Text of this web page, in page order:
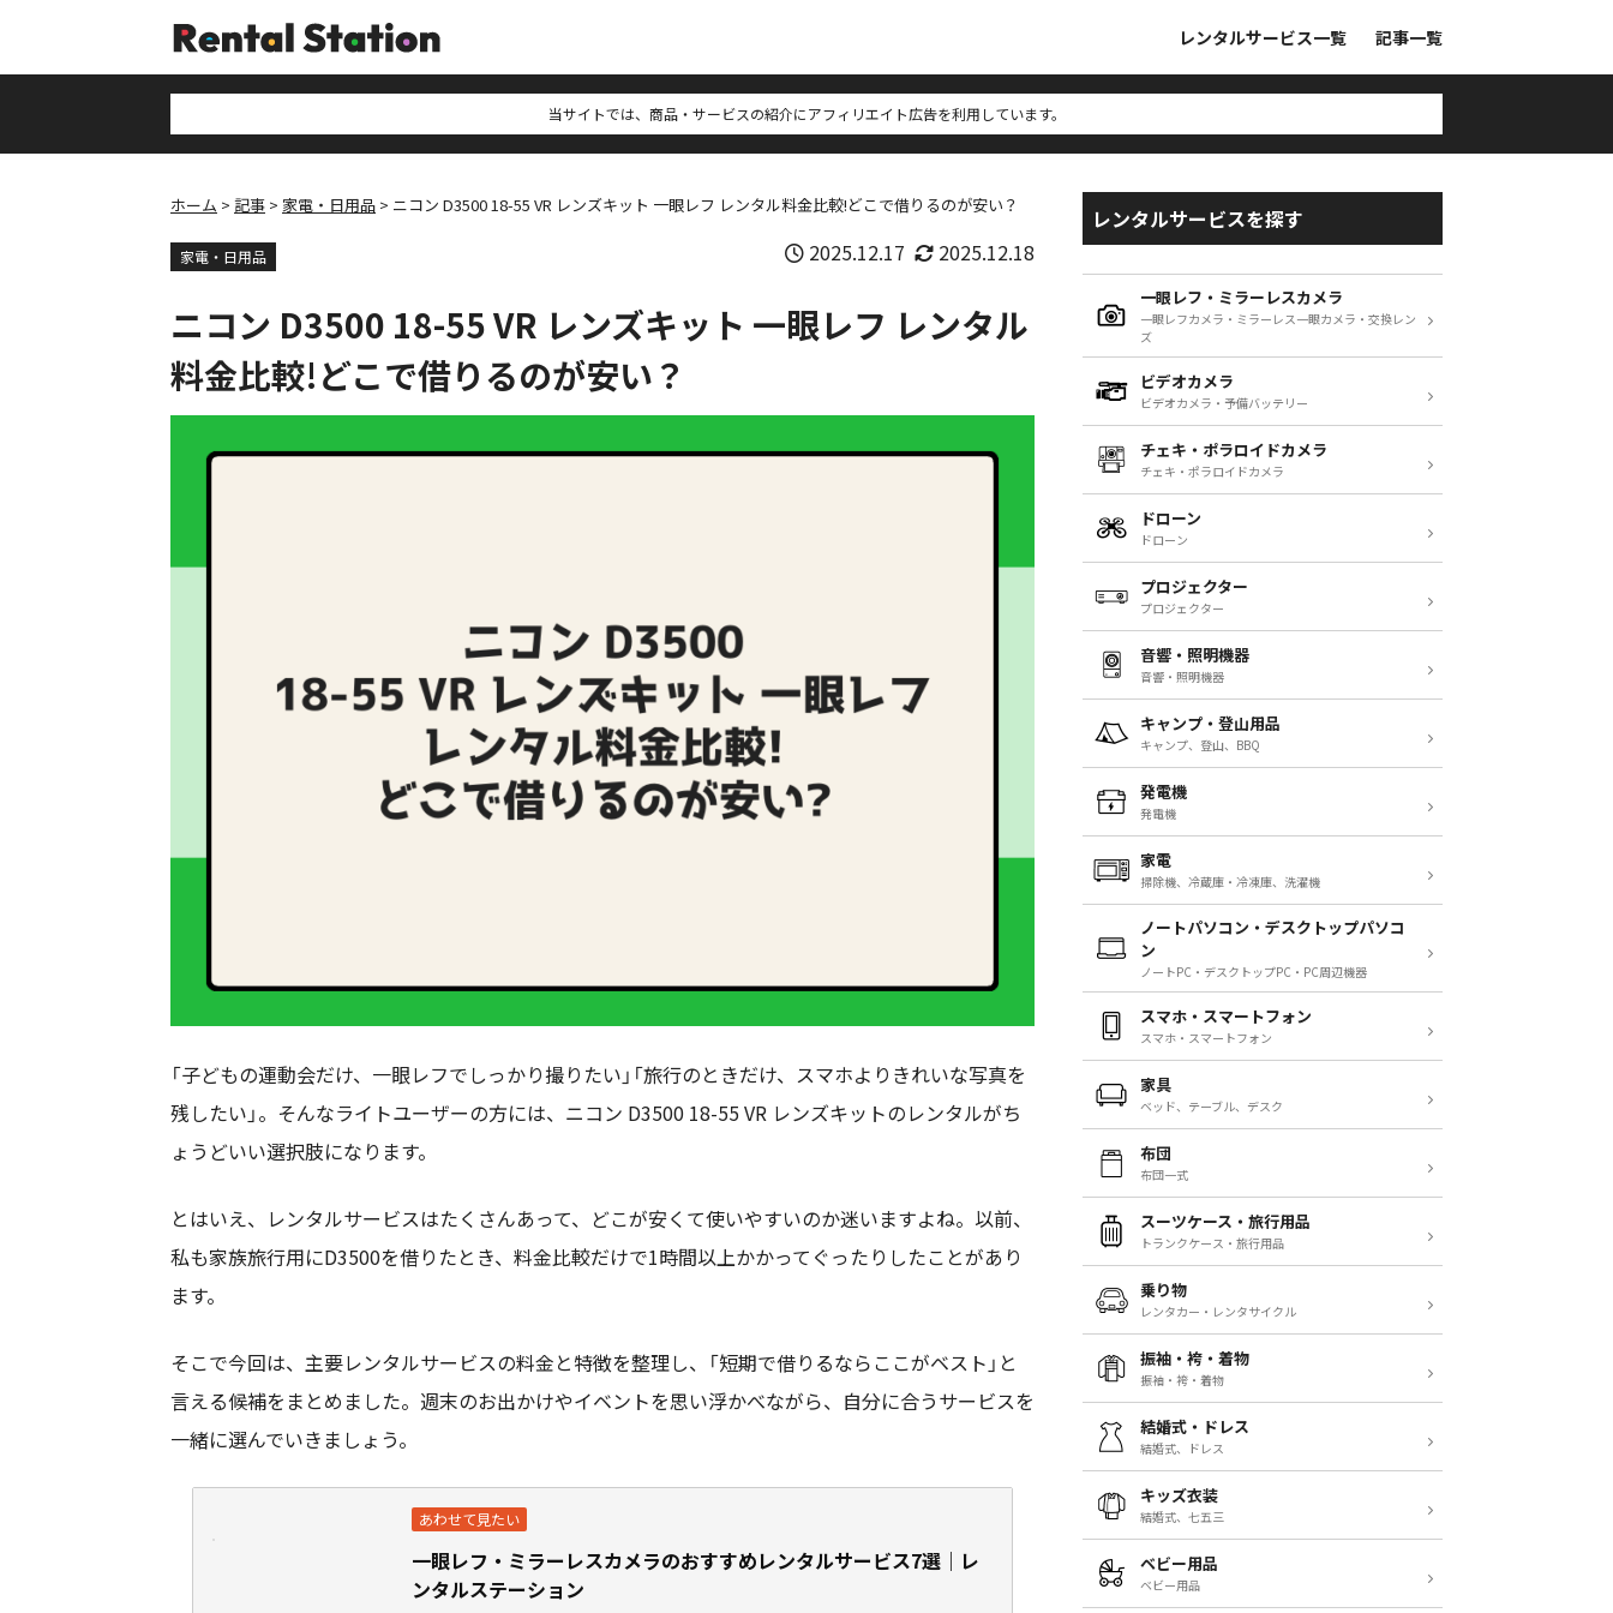
レンタルサービス一覧 記事一覧
当サイトでは、商品・サービスの紹介にアフィリエイト広告を利用しています。
ホーム 記事 家電・日用品 ニコン D3500 18-55 VR レンズキット 一眼レフ レンタル料金比較!どこで借りるのが安い？
家電・日用品 2025.12.17 2025.12.18
ニコン D3500 18-55 VR レンズキット 一眼レフ レンタル
料金比較!どこで借りるのが安い？
「子どもの運動会だけ、一眼レフでしっかり撮りたい」「旅行のときだけ、スマホよりきれいな写真を
残したい」。そんなライトユーザーの方には、ニコン D3500 18-55 VR レンズキットのレンタルがち
ょうどいい選択肢になります。
とはいえ、レンタルサービスはたくさんあって、どこが安くて使いやすいのか迷いますよね。以前、
私も家族旅行用にD3500を借りたとき、料金比較だけで1時間以上かかってぐったりしたことがあり
ます。
そこで今回は、主要レンタルサービスの料金と特徴を整理し、「短期で借りるならここがベスト」と
言える候補をまとめました。週末のお出かけやイベントを思い浮かべながら、自分に合うサービスを
一緒に選んでいきましょう。
一眼レフ・ミラーレスカメラのおすすめレンタルサービス7選｜レ
ンタルステーション
レンタルサービスを探す
一眼レフ・ミラーレスカメラ
一眼レフカメラ・ミラーレス一眼カメラ・交換レン
ズ
ビデオカメラ
ビデオカメラ・予備バッテリー
チェキ・ポラロイドカメラ
チェキ・ポラロイドカメラ
ドローン
ドローン
プロジェクター
プロジェクター
音響・照明機器
音響・照明機器
キャンプ・登山用品
キャンプ、登山、BBQ
発電機
発電機
家電
掃除機、冷蔵庫・冷凍庫、洗濯機
ノートパソコン・デスクトップパソコ
ン
ノートPC・デスクトップPC・PC周辺機器
スマホ・スマートフォン
スマホ・スマートフォン
家具
ベッド、テーブル、デスク
布団
布団一式
スーツケース・旅行用品
トランクケース・旅行用品
乗り物
レンタカー・レンタサイクル
振袖・袴・着物
振袖・袴・着物
結婚式・ドレス
結婚式、ドレス
キッズ衣装
結婚式、七五三
ベビー用品
ベビー用品